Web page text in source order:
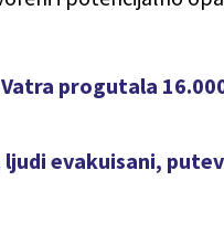
progutala
evakuisani,